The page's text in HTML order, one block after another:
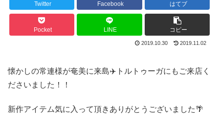
Twitter Facebook はてブ
Pocket LINE コピー
2019.10.30 2019.11.02
懐かしの常連様が奄美に来島✈️トルトゥーガにもご来店く
ださいました！！
新作アイテム気に入って頂きありがとうございました🌴